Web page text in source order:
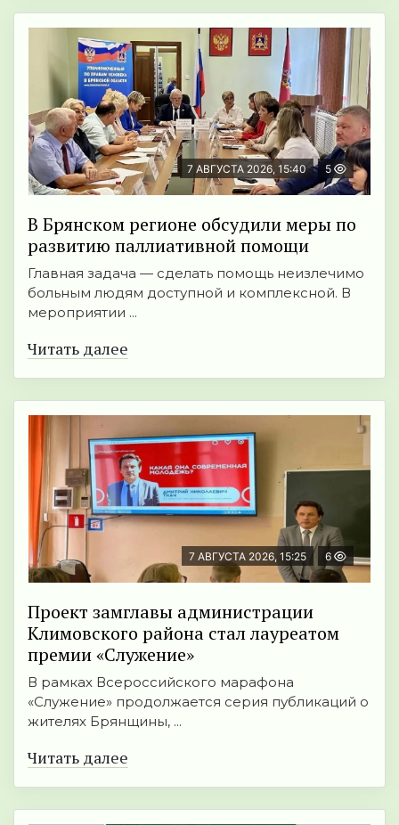
7 АВГУСТА 2026, 15:40 5
В Брянском регионе обсудили меры по
развитию паллиативной помощи
Главная задача — сделать помощь неизлечимо
больным людям доступной и комплексной. В
мероприятии ...
Читать далее
7 АВГУСТА 2026, 15:25 6
Проект замглавы администрации
Климовского района стал лауреатом
премии «Служение»
В рамках Всероссийского марафона
«Служение» продолжается серия публикаций о
жителях Брянщины, ...
Читать далее